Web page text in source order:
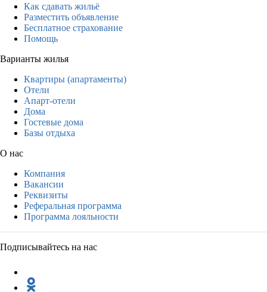
Как сдавать жильё
Разместить объявление
Бесплатное страхование
Помощь
Варианты жилья
Квартиры (апартаменты)
Отели
Апарт-отели
Дома
Гостевые дома
Базы отдыха
О нас
Компания
Вакансии
Реквизиты
Реферальная программа
Программа лояльности
Подписывайтесь на нас